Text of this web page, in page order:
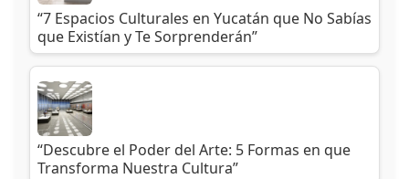
“7 Espacios Culturales en Yucatán que No Sabías
que Existían y Te Sorprenderán”
“Descubre el Poder del Arte: 5 Formas en que
Transforma Nuestra Cultura”